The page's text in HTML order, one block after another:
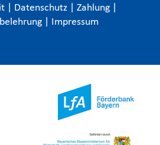
Datenschutz Zahlung
Impressum